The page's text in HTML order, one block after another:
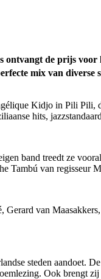
de prijs
mix van
Kidjo in Pili
hits,
band treedt ze
Tambú van regisseur
van
steden aandoet.
Ook brengt zij